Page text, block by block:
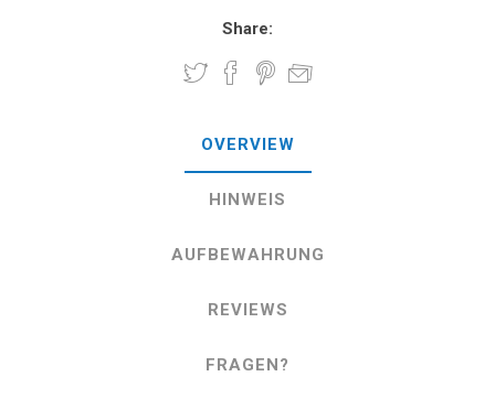
Share:
OVERVIEW
HINWEIS
AUFBEWAHRUNG
REVIEWS
FRAGEN?